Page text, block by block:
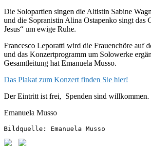
Die Solopartien singen die Altistin Sabine
und die Sopranistin Alina Ostapenko singt das
Jesus“ um ewige Ruhe.
Francesco Leporatti wird die Frauenchöre auf
und das Konzertprogramm um Solowerke
Gesamtleitung hat Emanuela Musso.
Das Plakat zum Konzert finden Sie hier!
Der Eintritt ist frei, Spenden sind willkommen.
Emanuela Musso
Bildquelle: Emanuela Musso